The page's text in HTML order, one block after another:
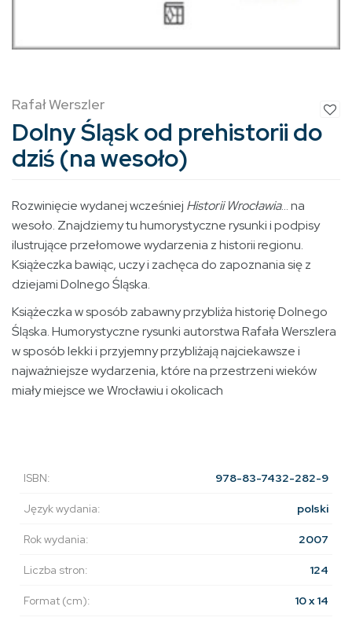
Rafał Werszler
Dolny Śląsk od prehistorii do
dziś (na wesoło)
Rozwinięcie wydanej wcześniej Historii Wrocławia... na
wesoło. Znajdziemy tu humorystyczne rysunki i podpisy
ilustrujące przełomowe wydarzenia z historii regionu.
Książeczka bawiąc, uczy i zachęca do zapoznania się z
dziejami Dolnego Śląska.
Książeczka w sposób zabawny przybliża historię Dolnego
Śląska. Humorystyczne rysunki autorstwa Rafała Werszlera
w sposób lekki i przyjemny przybliżają najciekawsze i
najważniejsze wydarzenia, które na przestrzeni wieków
miały miejsce we Wrocławiu i okolicach
ISBN: 978-83-7432-282-9
Język wydania: polski
Rok wydania: 2007
Liczba stron: 124
Format (cm): 10 x 14